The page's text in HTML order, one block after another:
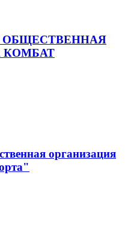
КОМБАТ
организация